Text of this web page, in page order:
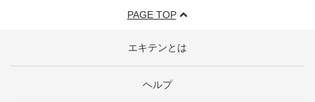
PAGE TOP
エキテンとは
ヘルプ